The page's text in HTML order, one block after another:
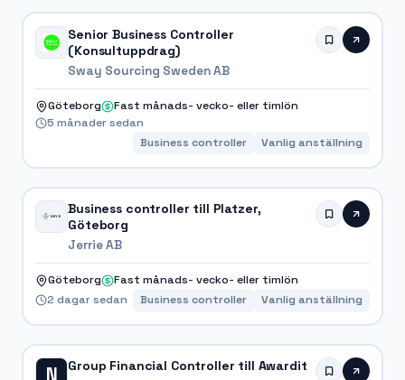
Senior Business Controller
(Konsultuppdrag)
Sway Sourcing Sweden AB
Göteborg
Fast månads- vecko- eller timlön
5 månader sedan
Business controller
Vanlig anställning
Business controller till Platzer,
Göteborg
Jerrie AB
Göteborg
Fast månads- vecko- eller timlön
2 dagar sedan
Business controller Vanlig anställning
N Group Financial Controller till Awardit